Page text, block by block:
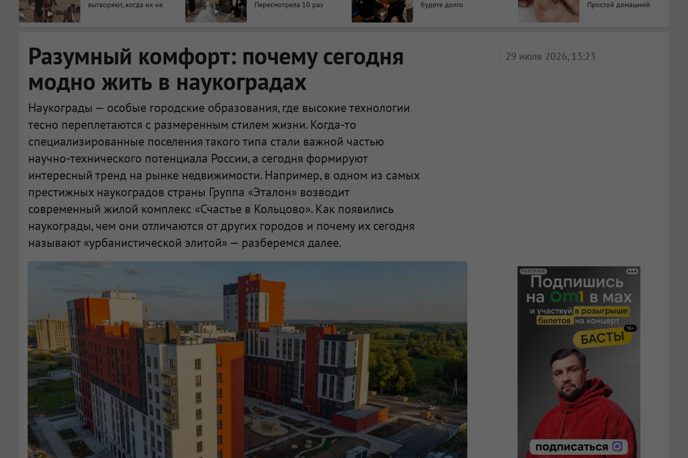
вытворяют, когда их не
Пересмотрела 10 раз
будете долго
Простой домашний
Разумный комфорт: почему сегодня
модно жить в наукоградах
Наукограды — особые городские образования, где высокие технологии
тесно переплетаются с размеренным стилем жизни. Когда-то
специализированные поселения такого типа стали важной частью
научно-технического потенциала России, а сегодня формируют
интересный тренд на рынке недвижимости. Например, в одном из самых
престижных наукоградов страны Группа «Эталон» возводит
современный жилой комплекс «Счастье в Кольцово». Как появились
наукограды, чем они отличаются от других городов и почему их сегодня
называют «урбанистической элитой» — разберемся далее.
29 июля 2026, 13:23
РЕКЛАМА